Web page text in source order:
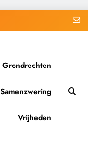
Grondrechten
Samenzwering
Vrijheden